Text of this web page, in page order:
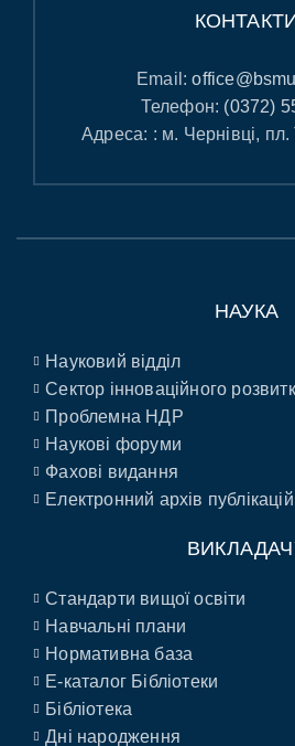
Email:
Телефон: (0372)
Адреса: : м. Чернівці,
НАУКА
Науковий відділ
Сектор інноваційного
Проблемна НДР
Наукові форуми
Фахові видання
Електронний архів публікацій
Стандарти вищої освіти
Навчальні плани
Нормативна база
E-каталог Бібліотеки
Бібліотека
Дні народження